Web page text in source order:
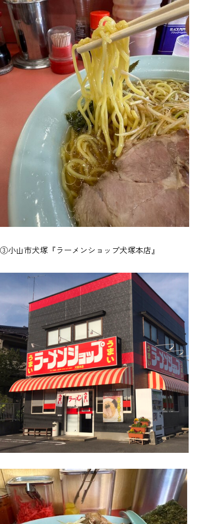
③小山市犬塚『ラーメンショップ犬塚本店』